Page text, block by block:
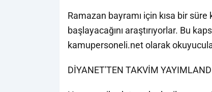
Ramazan bayramı için kısa bir
başlayacağını araştırıyorlar. Bu
kamupersoneli.net olarak
DİYANET'TEN TAKVİM